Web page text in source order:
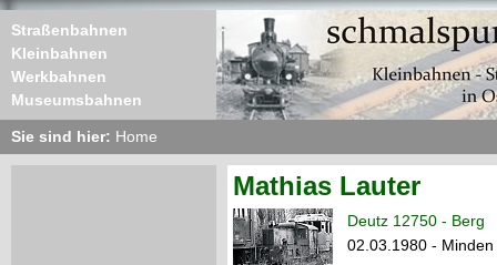
Straßenbahnen
Kleinbahnen
Werkbahnen
Museumsbahnen
Sie sind hier: Home
Mathias Lauter
Deutz 12750 - Berg
02.03.1980 -